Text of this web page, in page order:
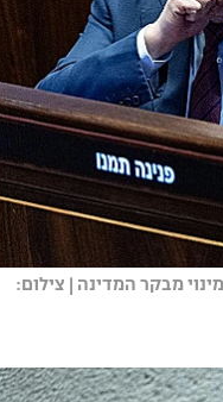
מבקר המדינה | צילום: